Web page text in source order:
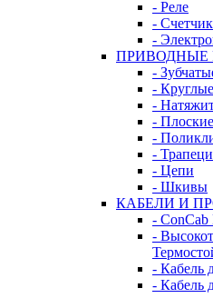
- Реле
-
-
ПРИВОДНЫЕ
-
- Круглые
-
-
-
-
- Цепи
- Шкивы
КАБЕЛИ И
- ConCab
-
- Кабель
- Кабель